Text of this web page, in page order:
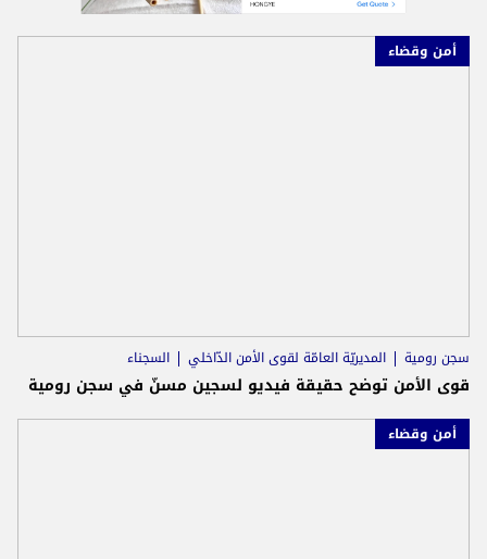
أمن وقضاء
سجن رومية المديريّة العامّة لقوى الأمن الدّاخلي السجناء
قوى الأمن توضح حقيقة فيديو لسجين مسنّ في سجن رومية
أمن وقضاء